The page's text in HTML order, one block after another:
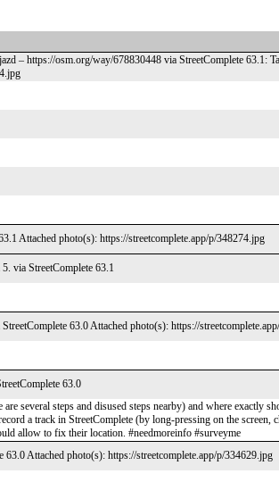
– https://osm.org/way/678830448 via StreetComplete 63.1:
Attached photo(s): https://streetcomplete.app/p/348274.jpg
via StreetComplete 63.1
63.0 Attached photo(s): https://
63.0
several steps and disused steps nearby) and where exactly
a track in StreetComplete (by long-pressing on the screen,
allow to fix their location. #needmoreinfo #surveyme
63.0 Attached photo(s): https://streetcomplete.app/p/334629.jpg